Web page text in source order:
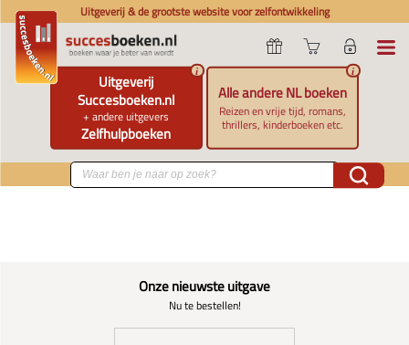
Uitgeverij & de grootste website voor zelfontwikkeling
Uitgeverij
Succesboeken.nl
+ andere uitgevers
Zelfhulpboeken
i
Alle andere NL boeken
Reizen en vrije tijd, romans,
thrillers, kinderboeken etc.
i
Onze nieuwste uitgave
Nu te bestellen!